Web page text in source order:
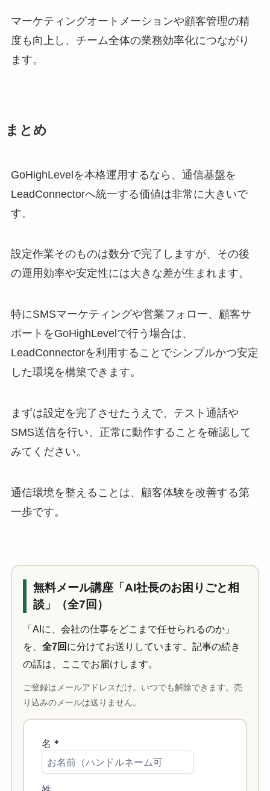
マーケティングオートメーションや顧客管理の精
度も向上し、チーム全体の業務効率化につながり
ます。
まとめ
GoHighLevelを本格運用するなら、通信基盤を
LeadConnectorへ統一する価値は非常に大きいで
す。
設定作業そのものは数分で完了しますが、その後
の運用効率や安定性には大きな差が生まれます。
特にSMSマーケティングや営業フォロー、顧客サ
ポートをGoHighLevelで行う場合は、
LeadConnectorを利用することでシンプルかつ安定
した環境を構築できます。
まずは設定を完了させたうえで、テスト通話や
SMS送信を行い、正常に動作することを確認して
みてください。
通信環境を整えることは、顧客体験を改善する第
一歩です。
無料メール講座「AI社長のお困りごと相
談」（全7回）
「AIに、会社の仕事をどこまで任せられるのか」
を、 全7回 に分けてお送りしています。記事の続き
の話は、ここでお届けします。
ご登録はメールアドレスだけ。いつでも解除できます。売
り込みのメールは送りません。